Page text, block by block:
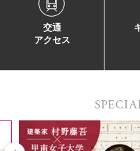
交通
アクセス